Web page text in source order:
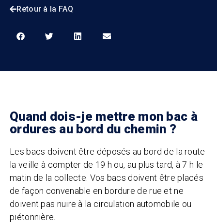
Retour à la FAQ
Quand dois-je mettre mon bac à
ordures au bord du chemin ?
Les bacs doivent être déposés au bord de la route
la veille à compter de 19 h ou, au plus tard, à 7 h le
matin de la collecte. Vos bacs doivent être placés
de façon convenable en bordure de rue et ne
doivent pas nuire à la circulation automobile ou
piétonnière.